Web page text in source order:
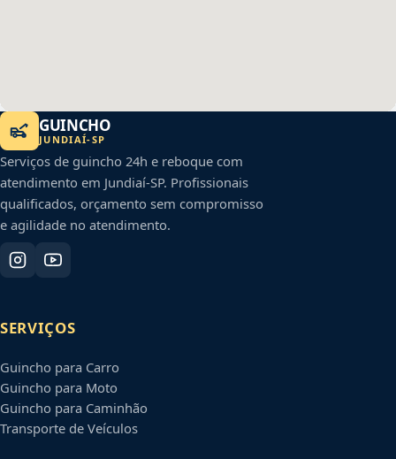
GUINCHO
JUNDIAÍ-SP
Serviços de guincho 24h e reboque com
atendimento em Jundiaí-SP. Profissionais
qualificados, orçamento sem compromisso
e agilidade no atendimento.
SERVIÇOS
Guincho para Carro
Guincho para Moto
Guincho para Caminhão
Transporte de Veículos